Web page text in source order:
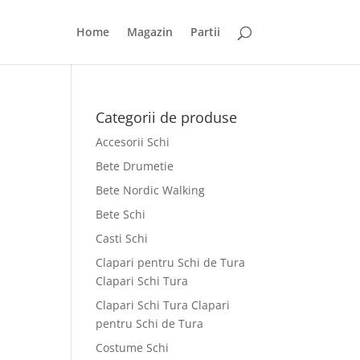
Home Magazin Partii
Categorii de produse
Accesorii Schi
Bete Drumetie
Bete Nordic Walking
Bete Schi
Casti Schi
Clapari pentru Schi de Tura
Clapari Schi Tura
Clapari Schi Tura Clapari
pentru Schi de Tura
Costume Schi